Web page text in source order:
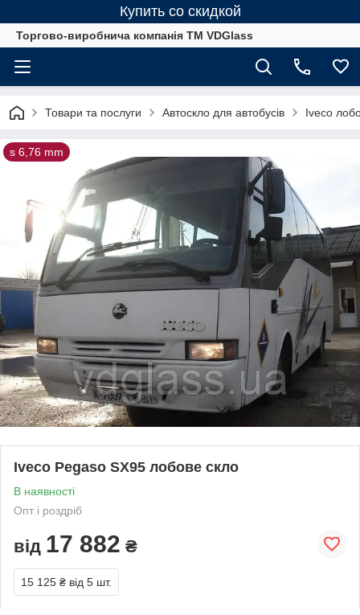
Купить со скидкой
Торгово-виробнича компанія ТМ VDGlass
Товари та послуги Автоскло для автобуcів Iveco
s 6,76 mm
Iveco Pegaso SX95 лобове скло
В наявності
Опт і роздріб
від 17 882 ₴
15 125 ₴ від 5 шт.